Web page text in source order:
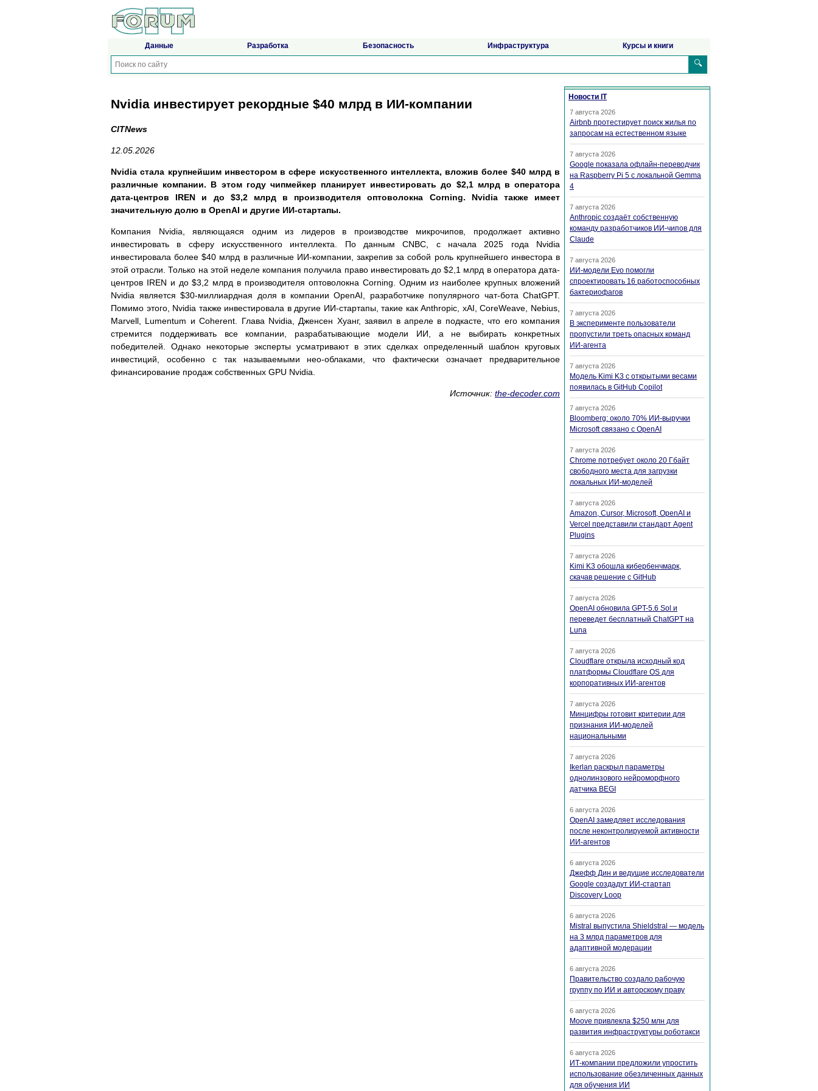
Данные Разработка Безопасность Инфраструктура Курсы и книги
🔍
Nvidia инвестирует рекордные $40 млрд в ИИ-компании
CITNews
12.05.2026
Nvidia стала крупнейшим инвестором в сфере искусственного интеллекта, вложив более $40 млрд в
различные компании. В этом году чипмейкер планирует инвестировать до $2,1 млрд в оператора
дата-центров IREN и до $3,2 млрд в производителя оптоволокна Corning. Nvidia также имеет
значительную долю в OpenAI и другие ИИ-стартапы.
Компания Nvidia, являющаяся одним из лидеров в производстве микрочипов, продолжает активно
инвестировать в сферу искусственного интеллекта. По данным CNBC, с начала 2025 года Nvidia
инвестировала более $40 млрд в различные ИИ-компании, закрепив за собой роль крупнейшего инвестора в
этой отрасли. Только на этой неделе компания получила право инвестировать до $2,1 млрд в оператора дата-
центров IREN и до $3,2 млрд в производителя оптоволокна Corning. Одним из наиболее крупных вложений
Nvidia является $30-миллиардная доля в компании OpenAI, разработчике популярного чат-бота ChatGPT.
Помимо этого, Nvidia также инвестировала в другие ИИ-стартапы, такие как Anthropic, xAI, CoreWeave, Nebius,
Marvell, Lumentum и Coherent. Глава Nvidia, Дженсен Хуанг, заявил в апреле в подкасте, что его компания
стремится поддерживать все компании, разрабатывающие модели ИИ, а не выбирать конкретных
победителей. Однако некоторые эксперты усматривают в этих сделках определенный шаблон круговых
инвестиций, особенно с так называемыми нео-облаками, что фактически означает предварительное
финансирование продаж собственных GPU Nvidia.
Источник: the-decoder.com
Новости IT
7 августа 2026
Airbnb протестирует поиск жилья по
запросам на естественном языке
7 августа 2026
Google показала офлайн-переводчик
на Raspberry Pi 5 с локальной Gemma
4
7 августа 2026
Anthropic создаёт собственную
команду разработчиков ИИ-чипов для
Claude
7 августа 2026
ИИ-модели Evo помогли
спроектировать 16 работоспособных
бактериофагов
7 августа 2026
В эксперименте пользователи
пропустили треть опасных команд
ИИ-агента
7 августа 2026
Модель Kimi K3 с открытыми весами
появилась в GitHub Copilot
7 августа 2026
Bloomberg: около 70% ИИ-выручки
Microsoft связано с OpenAI
7 августа 2026
Chrome потребует около 20 Гбайт
свободного места для загрузки
локальных ИИ-моделей
7 августа 2026
Amazon, Cursor, Microsoft, OpenAI и
Vercel представили стандарт Agent
Plugins
7 августа 2026
Kimi K3 обошла кибербенчмарк,
скачав решение с GitHub
7 августа 2026
OpenAI обновила GPT-5.6 Sol и
переведет бесплатный ChatGPT на
Luna
7 августа 2026
Cloudflare открыла исходный код
платформы Cloudflare OS для
корпоративных ИИ-агентов
7 августа 2026
Минцифры готовит критерии для
признания ИИ-моделей
национальными
7 августа 2026
Ikerlan раскрыл параметры
однолинзового нейроморфного
датчика BEGI
6 августа 2026
OpenAI замедляет исследования
после неконтролируемой активности
ИИ-агентов
6 августа 2026
Джефф Дин и ведущие исследователи
Google создадут ИИ-стартап
Discovery Loop
6 августа 2026
Mistral выпустила Shieldstral — модель
на 3 млрд параметров для
адаптивной модерации
6 августа 2026
Правительство создало рабочую
группу по ИИ и авторскому праву
6 августа 2026
Moove привлекла $250 млн для
развития инфраструктуры роботакси
6 августа 2026
ИТ-компании предложили упростить
использование обезличенных данных
для обучения ИИ